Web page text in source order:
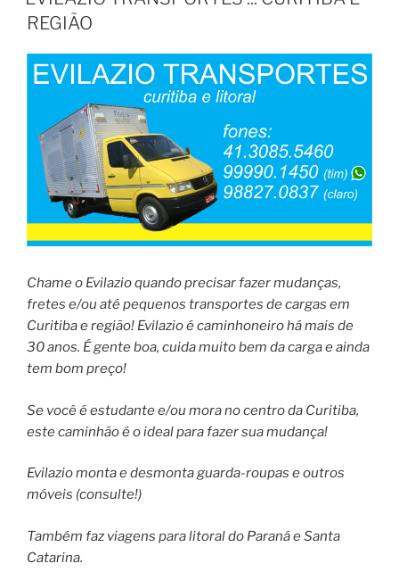
REGIÃO
Chame o Evilazio quando precisar fazer mudanças,
fretes e/ou até pequenos transportes de cargas em
Curitiba e região! Evilazio é caminhoneiro há mais de
30 anos. É gente boa, cuida muito bem da carga e ainda
tem bom preço!
Se você é estudante e/ou mora no centro da Curitiba,
este caminhão é o ideal para fazer sua mudança!
Evilazio monta e desmonta guarda-roupas e outros
móveis (consulte!)
Também faz viagens para litoral do Paraná e Santa
Catarina.